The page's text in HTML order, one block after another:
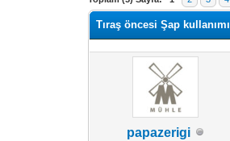
Tıraş öncesi Şap kullanımı
papazerigi